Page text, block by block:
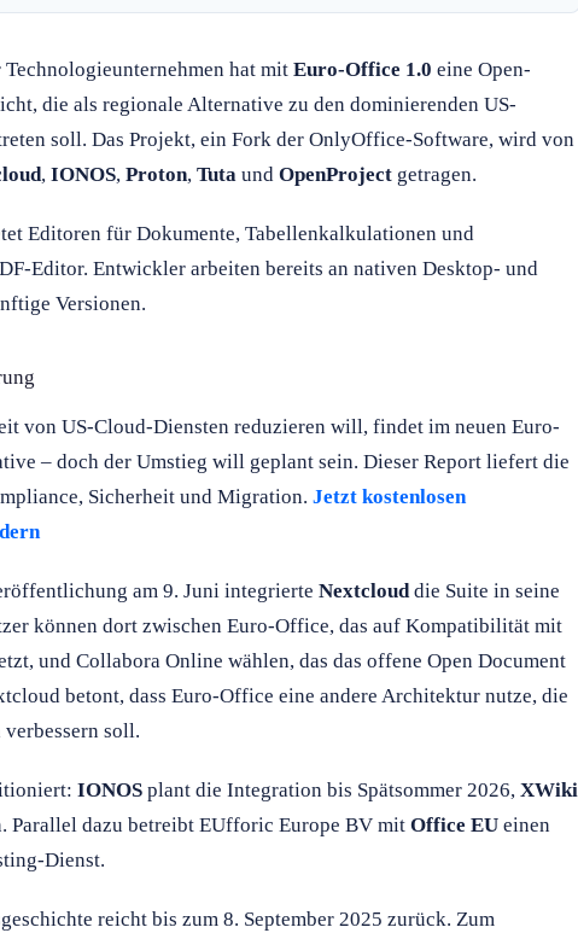
hat mit Euro-Office 1.0 eine Open-
die als regionale Alternative zu den dominierenden US-
soll. Das Projekt, ein Fork der OnlyOffice-Software, wird von
, IONOS, Proton, Tuta und OpenProject getragen.
Editoren für Dokumente, Tabellenkalkulationen und
Editor. Entwickler arbeiten bereits an nativen Desktop- und
Versionen.
von US-Cloud-Diensten reduzieren will, findet im neuen Euro-
– doch der Umstieg will geplant sein. Dieser Report liefert die
Sicherheit und Migration. Jetzt kostenlosen
am 9. Juni integrierte Nextcloud die Suite in seine
können dort zwischen Euro-Office, das auf Kompatibilität mit
und Collabora Online wählen, das das offene Open Document
betont, dass Euro-Office eine andere Architektur nutze, die
soll.
IONOS plant die Integration bis Spätsommer 2026, XWiki
Parallel dazu betreibt EUfforic Europe BV mit Office EU einen
Dienst.
reicht bis zum 8. September 2025 zurück. Zum